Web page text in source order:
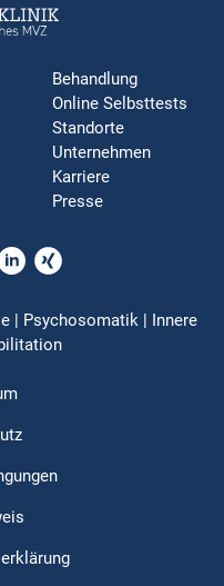
Behandlung
Online Selbsttests
Standorte
Unternehmen
Karriere
Presse
| Psychosomatik | Innere